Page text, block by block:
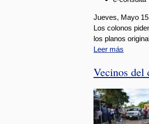
Jueves, Mayo
Los colonos
los planos
Leer más
Vecinos